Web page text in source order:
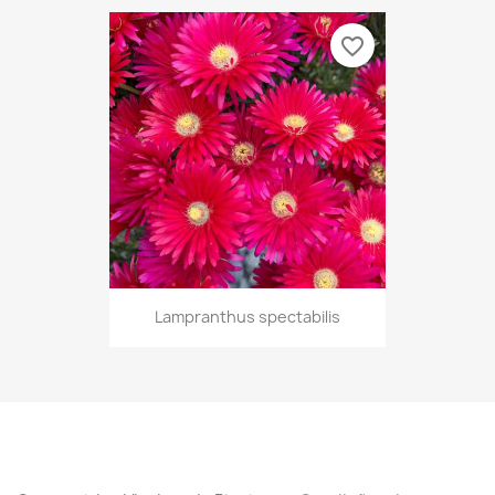
Lampranthus spectabilis
favorite_border